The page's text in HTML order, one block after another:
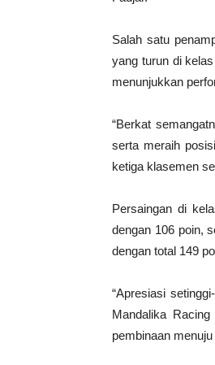
Salah satu
yang turun di
menunjukkan
“Berkat
serta meraih
ketiga klasemen
Persaingan di
dengan 106 poin,
dengan total 149
“Apresiasi
Mandalika
pembinaan